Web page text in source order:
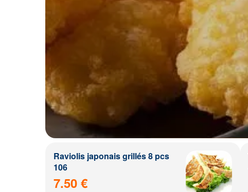
Raviolis japonais grillés 8 pcs
106
7.50 €